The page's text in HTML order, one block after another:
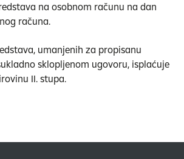
na osobnom računu na dan
računa.
umanjenih za propisanu
sklopljenom ugovoru, isplaćuje
II. stupa.